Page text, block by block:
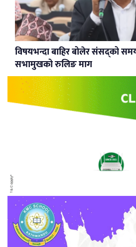
विषयभन्दा बाहिर बोलेर संसद्को
सभामुखको रुलिङ माग